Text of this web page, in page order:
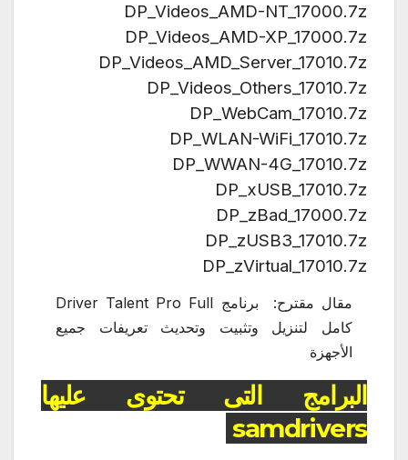
DP_Videos_AMD-NT_17000.7z
DP_Videos_AMD-XP_17000.7z
DP_Videos_AMD_Server_17010.7z
DP_Videos_Others_17010.7z
DP_WebCam_17010.7z
DP_WLAN-WiFi_17010.7z
DP_WWAN-4G_17010.7z
DP_xUSB_17010.7z
DP_zBad_17000.7z
DP_zUSB3_17010.7z
DP_zVirtual_17010.7z
مقال مقترح:
برنامج Driver Talent Pro Full
كامل لتنزيل وتثبيت وتحديث تعريفات جميع
الأجهزة
البرامج التى تحتوى عليها
samdrivers